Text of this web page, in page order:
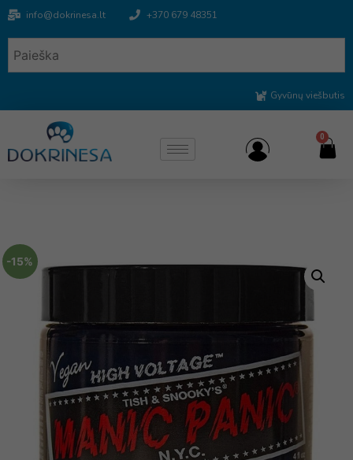
info@dokrinesa.lt +370 679 48351
Gyvūnų viešbutis
0
-15%